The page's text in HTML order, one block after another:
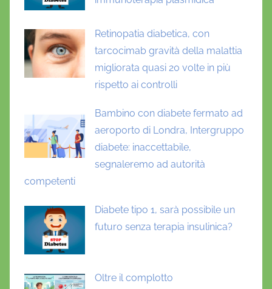
Retinopatia diabetica, con
tarcocimab gravità della malattia
migliorata quasi 20 volte in più
rispetto ai controlli
Bambino con diabete fermato ad
aeroporto di Londra, Intergruppo
diabete: inaccettabile,
segnaleremo ad autorità
competenti
Diabete tipo 1, sarà possibile un
futuro senza terapia insulinica?
Oltre il complotto